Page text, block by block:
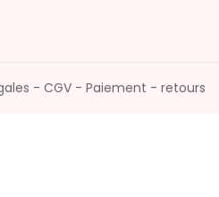
- CGV - Paiement - retours